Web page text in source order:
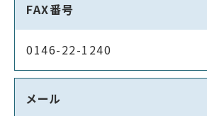
FAX番号
0146-22-1240
メール